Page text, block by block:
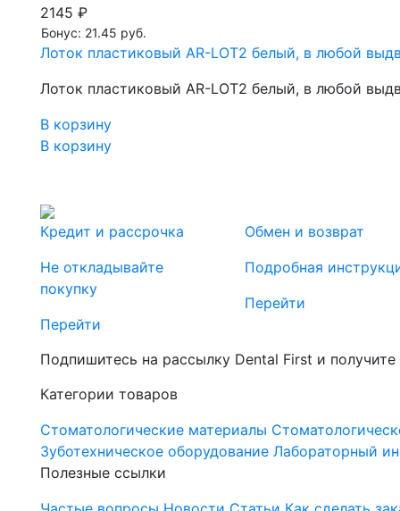
2145 ₽
Бонус: 21.45 руб.
Лоток пластиковый AR-LOT2 белый, в любой
Лоток пластиковый AR-LOT2 белый, в любой
В корзину
В корзину
Кредит и рассрочка
Не откладывайте
покупку
Перейти
Обмен и возврат
Подробная
Перейти
Подпишитесь на рассылку Dental First и
Категории товаров
Стоматологические материалы
Зуботехническое оборудование Лабораторный
Полезные ссылки